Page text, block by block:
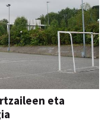
eta